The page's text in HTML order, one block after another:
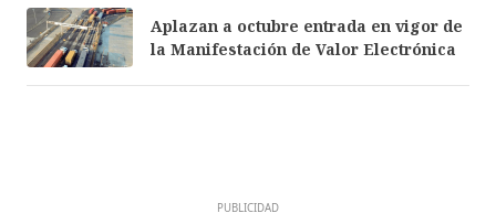
Aplazan a octubre entrada en vigor de
la Manifestación de Valor Electrónica
PUBLICIDAD